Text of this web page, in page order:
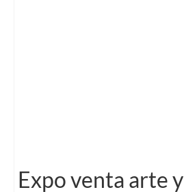
Expo venta arte y